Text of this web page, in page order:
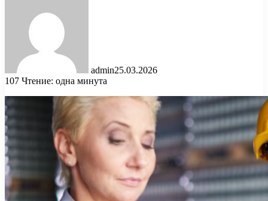
admin25.03.2026
107 Чтение: одна минута